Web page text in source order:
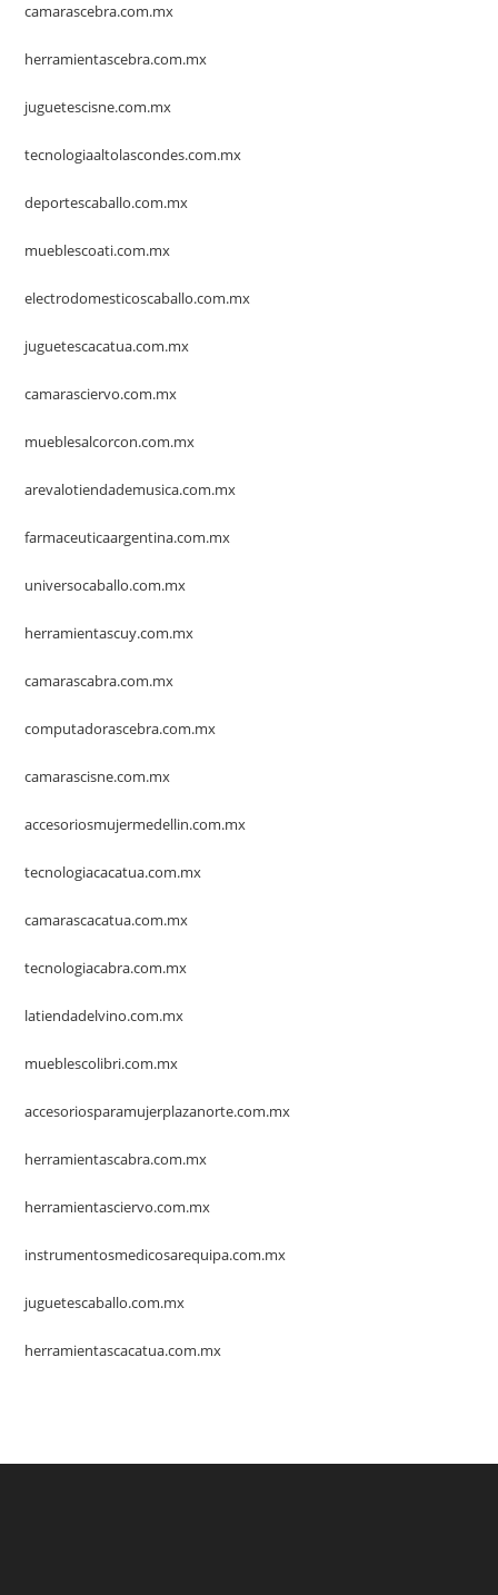
camarascebra.com.mx
herramientascebra.com.mx
juguetescisne.com.mx
tecnologiaaltolascondes.com.mx
deportescaballo.com.mx
mueblescoati.com.mx
electrodomesticoscaballo.com.mx
juguetescacatua.com.mx
camarasciervo.com.mx
mueblesalcorcon.com.mx
arevalotiendademusica.com.mx
farmaceuticaargentina.com.mx
universocaballo.com.mx
herramientascuy.com.mx
camarascabra.com.mx
computadorascebra.com.mx
camarascisne.com.mx
accesoriosmujermedellin.com.mx
tecnologiacacatua.com.mx
camarascacatua.com.mx
tecnologiacabra.com.mx
latiendadelvino.com.mx
mueblescolibri.com.mx
accesoriosparamujerplazanorte.com.mx
herramientascabra.com.mx
herramientasciervo.com.mx
instrumentosmedicosarequipa.com.mx
juguetescaballo.com.mx
herramientascacatua.com.mx